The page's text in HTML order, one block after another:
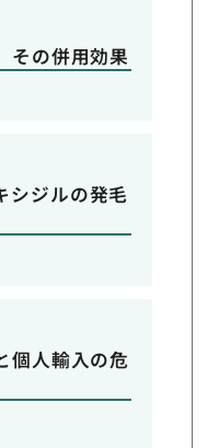
その併用効果
シジルの発毛
個人輸入の危